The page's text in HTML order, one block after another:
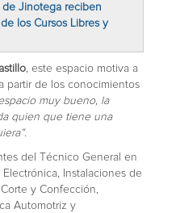
de Jinotega reciben
los Cursos Libres y
, este espacio motiva a
partir de los conocimientos
muy bueno, la
quien que tiene una
.
del Técnico General en
Instalaciones de
y Confección,
Automotriz y